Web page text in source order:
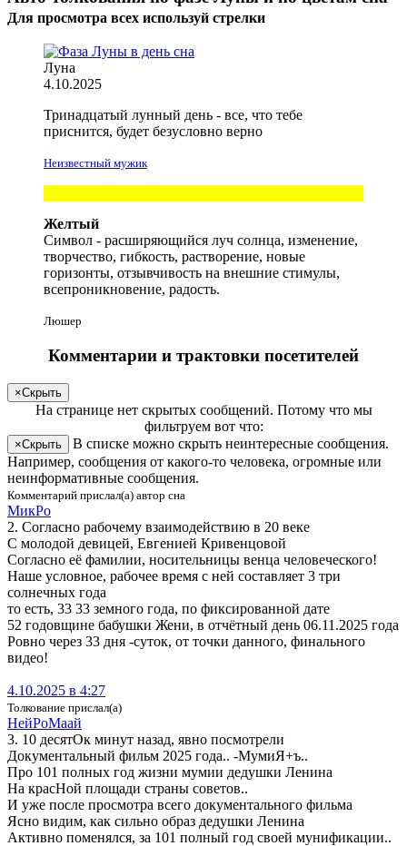
Для просмотра всех используй стрелки
Луна
4.10.2025
Тринадцатый лунный день - все, что тебе
приснится, будет безусловно верно
Неизвестный мужик
Желтый
Символ - расширяющийся луч солнца, изменение,
творчество, гибкость, растворение, новые
горизонты, отзывчивость на внешние стимулы,
всепроникновение, радость.
Люшер
Комментарии и трактовки посетителей
×Скрыть
На странице нет скрытых сообщений. Потому что мы
фильтруем вот что:
×Скрыть
В списке можно скрыть неинтересные сообщения.
Например, сообщения от какого-то человека, огромные или
неинформативные сообщения.
Комментарий прислал(а) автор сна
МикРо
2. Согласно рабочему взаимодействию в 20 веке
С молодой девицей, Евгенией Кривенцовой
Согласно её фамилии, носительницы венца человеческого!
Наше условное, рабочее время с ней составляет 3 три
солнечных года
то есть, 33 33 земного года, по фиксированной дате
52 годовщине бабушки Жени, в отчётный день 06.11.2025 года
Ровно через 33 дня -суток, от точки данного, финального
видео!
4.10.2025 в 4:27
Толкование прислал(а)
Ней­Ро­Ма­ай
3. 10 десятОк минут назад, явно посмотрели
Документальный фильм 2025 года.. -МумиЯ+ъ..
Про 101 полных год жизни мумии дедушки Ленина
На красНой площади страны советов..
И уже после просмотра всего документального фильма
Ясно видим, как сильно образ дедушки Ленина
Активно поменялся, за 101 полный год своей мунификации..